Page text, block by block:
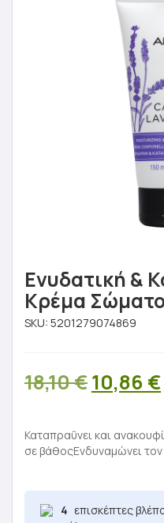
Ενυδατική &
Κρέμα
SKU: 5201279074869
18,10€Original
was:
18,10 €.
10,86 €Η
Καταπραΰνει και
σε βάθοςΕνδυναμώνει
4 επισκέπτες